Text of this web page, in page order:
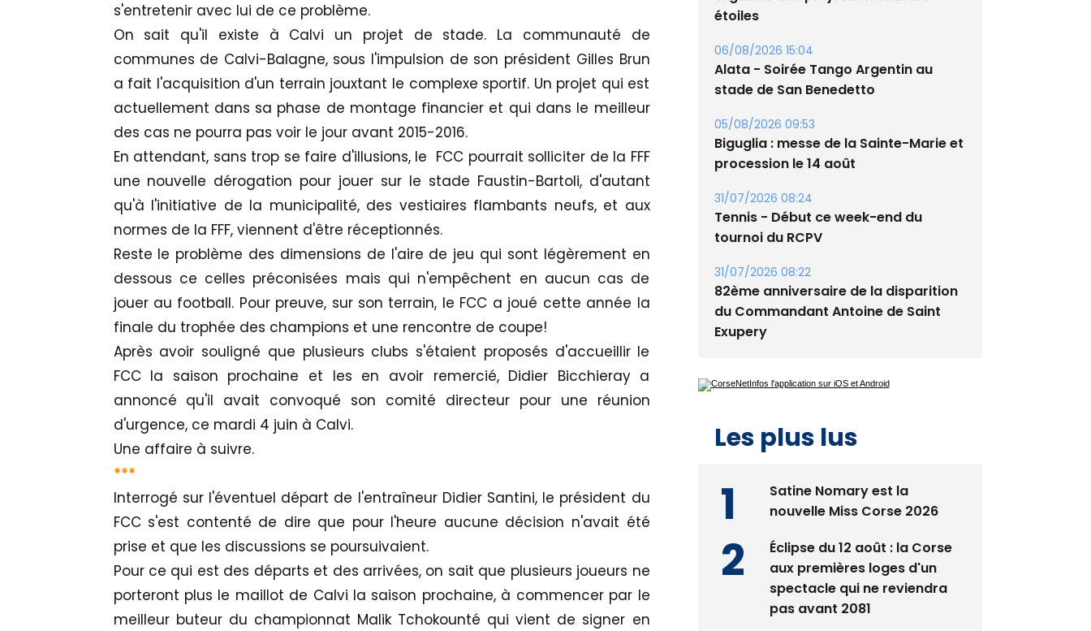
s'entretenir avec lui de ce problème.
On sait qu'il existe à Calvi un projet de stade. La communauté de
communes de Calvi-Balagne, sous l'impulsion de son président Gilles Brun
a fait l'acquisition d'un terrain jouxtant le complexe sportif. Un projet qui est
actuellement dans sa phase de montage financier et qui dans le meilleur
des cas ne pourra pas voir le jour avant 2015-2016.
En attendant, sans trop se faire d'illusions, le FCC pourrait solliciter de la FFF
une nouvelle dérogation pour jouer sur le stade Faustin-Bartoli, d'autant
qu'à l'initiative de la municipalité, des vestiaires flambants neufs, et aux
normes de la FFF, viennent d'être réceptionnés.
Reste le problème des dimensions de l'aire de jeu qui sont légèrement en
dessous ce celles préconisées mais qui n'empêchent en aucun cas de
jouer au football. Pour preuve, sur son terrain, le FCC a joué cette année la
finale du trophée des champions et une rencontre de coupe!
Après avoir souligné que plusieurs clubs s'étaient proposés d'accueillir le
FCC la saison prochaine et les en avoir remercié, Didier Bicchieray a
annoncé qu'il avait convoqué son comité directeur pour une réunion
d'urgence, ce mardi 4 juin à Calvi.
Une affaire à suivre.
***
Interrogé sur l'éventuel départ de l'entraîneur Didier Santini, le président du
FCC s'est contenté de dire que pour l'heure aucune décision n'avait été
prise et que les discussions se poursuivaient.
Pour ce qui est des départs et des arrivées, on sait que plusieurs joueurs ne
porteront plus le maillot de Calvi la saison prochaine, à commencer par le
meilleur buteur du championnat Malik Tchokounté qui vient de signer en
étoiles
06/08/2026 15:04
Alata - Soirée Tango Argentin au
stade de San Benedetto
05/08/2026 09:53
Biguglia : messe de la Sainte-Marie et
procession le 14 août
31/07/2026 08:24
Tennis - Début ce week-end du
tournoi du RCPV
31/07/2026 08:22
82ème anniversaire de la disparition
du Commandant Antoine de Saint
Exupery
Les plus lus
Satine Nomary est la
nouvelle Miss Corse 2026
Éclipse du 12 août : la Corse
aux premières loges d'un
spectacle qui ne reviendra
pas avant 2081